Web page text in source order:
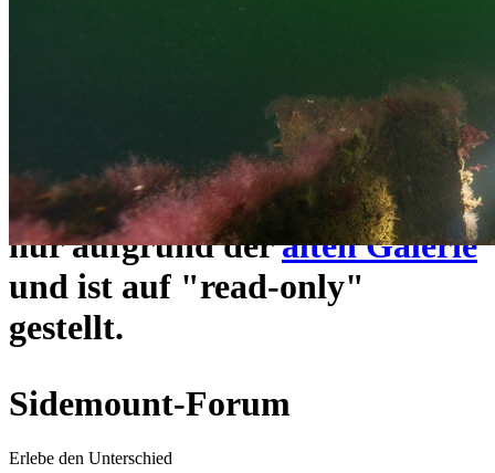
https://www.sidemount-
erreichbar.
Das alte Forum hier existiert
nur aufgrund deralten Galerie
und ist auf "read-only"
gestellt.
Sidemount-Forum
Erlebe den Unterschied